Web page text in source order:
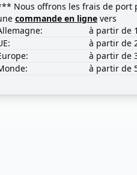
Nous offrons les frais de port
commande en ligne vers
à partir de
à partir de
à partir de
à partir de